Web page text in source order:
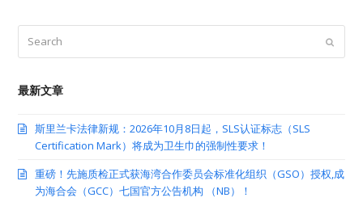
最新文章
斯里兰卡法律新规：2026年10月8日起，SLS认证标志（SLS
Certification Mark）将成为卫生巾的强制性要求！
重磅！先施质检正式获海湾合作委员会标准化组织（GSO）授权,成
为海合会（GCC）七国官方公告机构 （NB）！